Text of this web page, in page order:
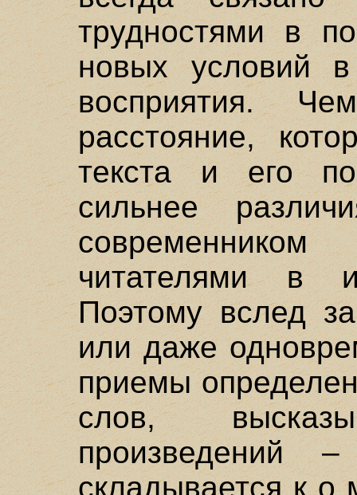
трудностями в
новых
восприятия.
расстояние,
текста и его
сильнее
читателями в
Поэтому вслед
или даже
приемы
слов,
произведений
складывается к